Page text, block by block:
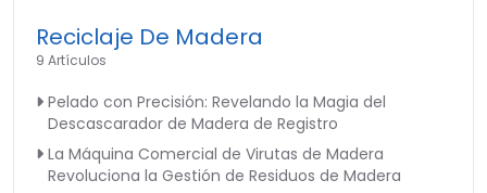
Reciclaje De Madera
9 Artículos
Pelado con Precisión: Revelando la Magia del
Descascarador de Madera de Registro
La Máquina Comercial de Virutas de Madera
Revoluciona la Gestión de Residuos de Madera